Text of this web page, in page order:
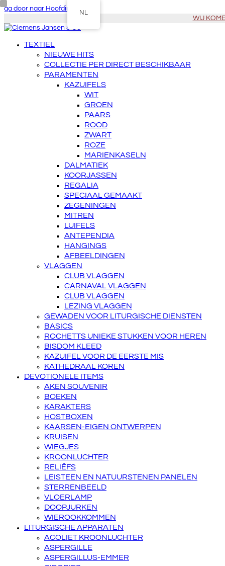
ga door naar Hoofdinhoud
WIJ
TEXTIEL
NIEUWE HITS
COLLECTIE PER DIRECT BESCHIKBAAR
PARAMENTEN
KAZUIFELS
WIT
GROEN
PAARS
ROOD
ZWART
ROZE
MARIENKASELN
DALMATIEK
KOORJASSEN
REGALIA
SPECIAAL GEMAAKT
ZEGENINGEN
MITREN
LUIFELS
ANTEPENDIA
HANGINGS
AFBEELDINGEN
VLAGGEN
CLUB VLAGGEN
CARNAVAL VLAGGEN
CLUB VLAGGEN
LEZING VLAGGEN
GEWADEN VOOR LITURGISCHE DIENSTEN
BASICS
ROCHETTS UNIEKE STUKKEN VOOR HEREN
BISDOM KLEED
KAZUIFEL VOOR DE EERSTE MIS
KATHEDRAAL KOREN
DEVOTIONELE ITEMS
AKEN SOUVENIR
BOEKEN
KARAKTERS
HOSTBOXEN
KAARSEN-EIGEN ONTWERPEN
KRUISEN
WIEGJES
KROONLUCHTER
RELIËFS
LEISTEEN EN NATUURSTENEN PANELEN
STERRENBEELD
VLOERLAMP
DOOPJURKEN
WIEROOKKOMMEN
LITURGISCHE APPARATEN
ACOLIET KROONLUCHTER
ASPERGILLE
ASPERGILLUS-EMMER
NL